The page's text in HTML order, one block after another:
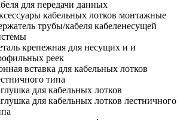
для передачи данных
кабельных лотков монтажные
трубы/кабеля кабеленесущей
крепежная для несущих и и
реек
вставка для кабельных лотков
типа
для кабельных лотков
для кабельных лотков лестничного